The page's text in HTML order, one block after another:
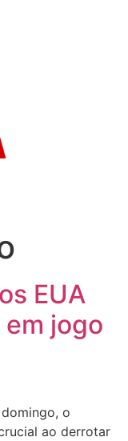
EUA
jogo
o
ao derrotar